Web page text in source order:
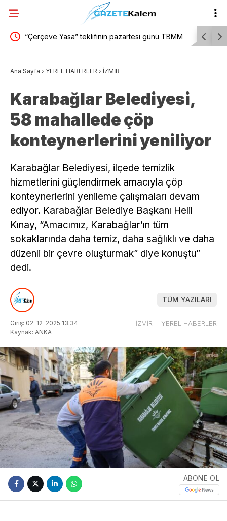
pazartesi günü TBMM Şehit yakınları ve gazilerin eylemi
Ana Sayfa › YEREL HABERLER › İZMİR
Karabağlar Belediyesi,
58 mahallede çöp
konteynerlerini yeniliyor
Karabağlar Belediyesi, ilçede temizlik
hizmetlerini güçlendirmek amacıyla çöp
konteynerlerini yenileme çalışmaları devam
ediyor. Karabağlar Belediye Başkanı Helil
Kınay, “Amacımız, Karabağlar’ın tüm
sokaklarında daha temiz, daha sağlıklı ve daha
düzenli bir çevre oluşturmak” diye konuştu”
dedi.
TÜM YAZILARI
Giriş: 02-12-2025 13:34
Kaynak: ANKA
İZMİR YEREL HABERLER
ABONE OL